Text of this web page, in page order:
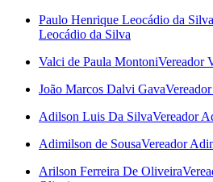
Paulo Henrique Leocádio da Silva
Leocádio da Silva
Valci de Paula MontoniVereador
João Marcos Dalvi Gava
Adilson Luis Da SilvaVereador
Adimilson de SousaVereador
Arilson Ferreira De Oliveira